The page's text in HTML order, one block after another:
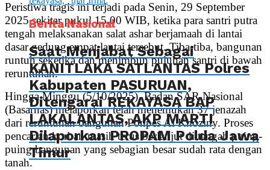
Peristiwa tragis ini terjadi pada Senin, 29 September
2025 sekitar pukul 15.00 WIB, ketika para santri putra
tengah melaksanakan salat ashar berjamaah di lantai
dasar gedung empat lantai tersebut. Tiba-tiba, bangunan
runtuh seketika dan menimbun puluhan santri di bawah
reruntuhan.
Hingga Minggu (5/10/2025), Badan SAR Nasional
(Basarnas) melaporkan telah menemukan 37 jenazah
dari reruntuhan bangunan Ponpes Al Khoziny. Proses
pencarian korban masih terus berlanjut di tengah puing-
puing bangunan yang sebagian besar sudah rata dengan
tanah.
Berita Nasional
Saat Menjabat Sebagai
KANITLAKA SATLANTAS Polres
Kabupaten PASURUAN,
Ditengarai REKAYASA BAP
LAKALANTAS, AKP MARTI
Dilaporkan PROPAM Polda Jawa
Timur